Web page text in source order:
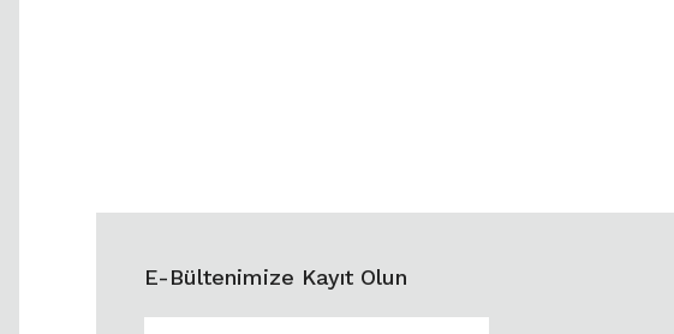
E-Bültenimize Kayıt Olun